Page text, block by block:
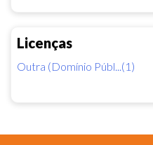
Licenças
Outra (Domínio Públ...(1)